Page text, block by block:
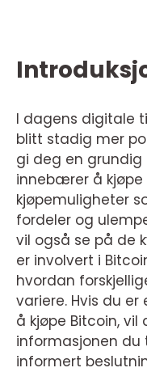
I dagens digitale
blitt stadig mer
gi deg en grundig
innebærer å kjøpe
kjøpemuligheter
fordeler og
vil også se på de
er involvert i
hvordan
variere. Hvis du
å kjøpe Bitcoin,
informasjonen
informert